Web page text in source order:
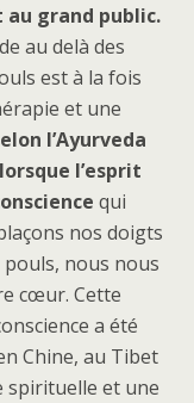
au grand public.
au delà des
est à la fois
et une
l’Ayurveda
l’esprit
qui
nos doigts
nous nous
cœur. Cette
a été
Chine, au Tibet
spirituelle et une